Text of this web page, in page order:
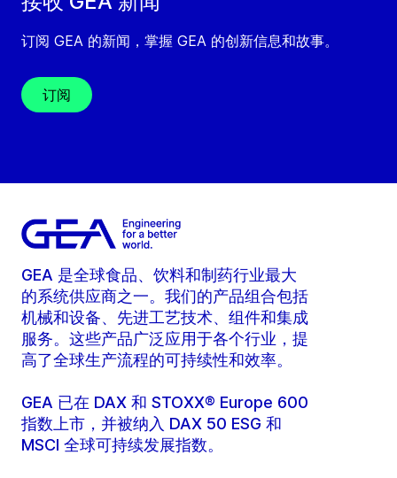
订阅 GEA 的新闻，掌握 GEA 的创新信息和故事。
订阅
GEA 是全球食品、饮料和制药行业最大
的系统供应商之一。我们的产品组合包括
机械和设备、先进工艺技术、组件和集成
服务。这些产品广泛应用于各个行业，提
高了全球生产流程的可持续性和效率。
GEA 已在 DAX 和 STOXX® Europe 600
指数上市，并被纳入 DAX 50 ESG 和
MSCI 全球可持续发展指数。